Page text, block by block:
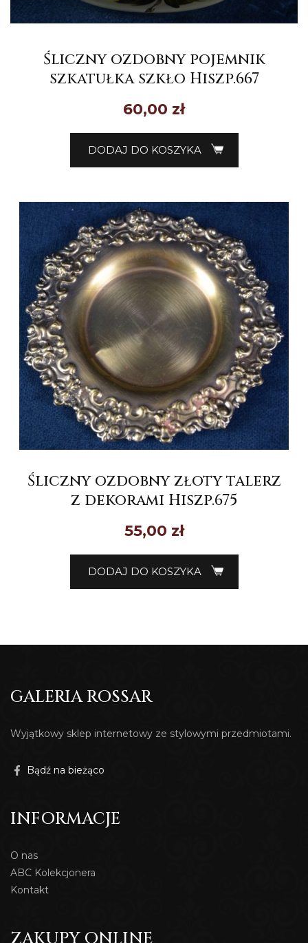
Śliczny ozdobny pojemnik
szkatułka szkło Hiszp.667
60,00 zł
DODAJ DO KOSZYKA
Śliczny ozdobny złoty talerz
z dekorami Hiszp.675
55,00 zł
DODAJ DO KOSZYKA
GALERIA ROSSAR
Wyjątkowy sklep internetowy ze stylowymi przedmiotami.
Bądź na bieżąco
INFORMACJE
O nas
ABC Kolekcjonera
Kontakt